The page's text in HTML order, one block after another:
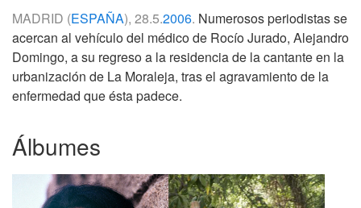
MADRID (ESPAÑA), 28.5.2006. Numerosos periodistas se
acercan al vehículo del médico de Rocío Jurado, Alejandro
Domingo, a su regreso a la residencia de la cantante en la
urbanización de La Moraleja, tras el agravamiento de la
enfermedad que ésta padece.
Álbumes